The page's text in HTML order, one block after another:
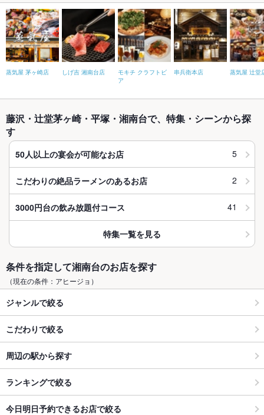
蒸気屋 茅ヶ崎店 しげ吉 湘南台店
モキチ クラフトビ
ア
串兵衛本店 蒸気屋 辻堂
藤沢・辻堂茅ヶ崎・平塚・湘南台で、特集・シーンから探
す
50人以上の宴会が可能なお店 5
こだわりの絶品ラーメンのあるお店 2
3000円台の飲み放題付コース 41
特集一覧を見る
条件を指定して湘南台のお店を探す
（現在の条件：アヒージョ）
ジャンルで絞る
こだわりで絞る
周辺の駅から探す
ランキングで絞る
今日明日予約できるお店で絞る